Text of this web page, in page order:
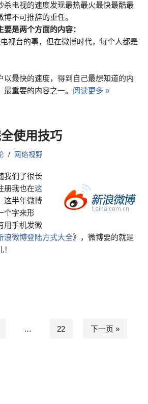
杀电视的速度发现最热最火最快最酷最
不可推辞的重任。
是两个方面的内容：
视台的事，但在微博时代，每个人都是
以最快的速度，得到自己最想知道的内
重要的内容之一。 阅读更多 »
使用技巧
网络视野
我们了很长
册我也在这
这半年微博
个字来形
用手机发微
浪微博登陆方式大全》，微博要的就是
… 22 下一页 »